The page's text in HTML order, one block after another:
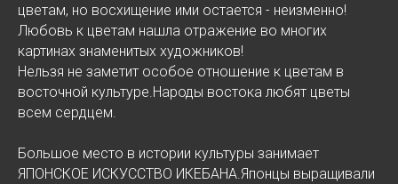
цветам, но восхищение ими остается - неизменно!
Любовь к цветам нашла отражение во многих
картинах знаменитых художников!
Нельзя не заметит особое отношение к цветам в
восточной культуре.Народы востока любят цветы
всем сердцем.
Большое место в истории культуры занимает
ЯПОНСКОЕ ИСКУССТВО ИКЕБАНА.Японцы выращивали